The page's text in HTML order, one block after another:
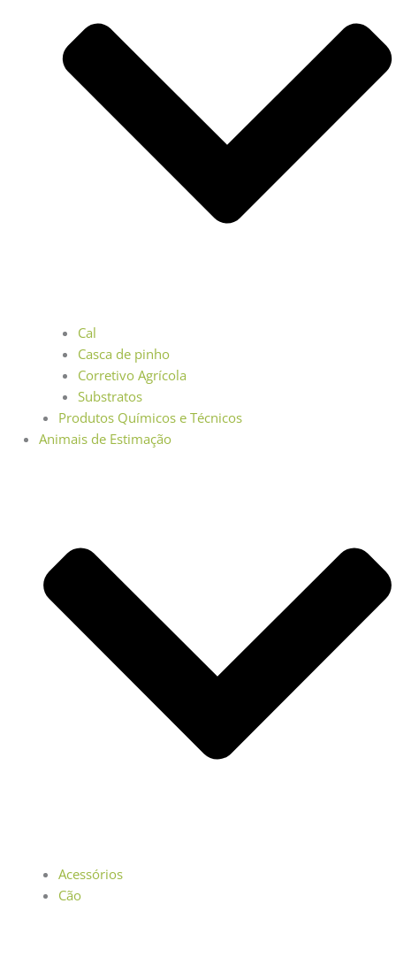
Cal
Casca de pinho
Corretivo Agrícola
Substratos
Produtos Químicos e Técnicos
Animais de Estimação
Acessórios
Cão